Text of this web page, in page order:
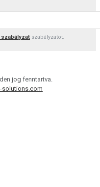
szabályzatot.
jog fenntartva.
solutions.com